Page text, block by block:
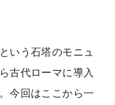
いう石塔のモニュ
古代ローマに導入
今回はここから一